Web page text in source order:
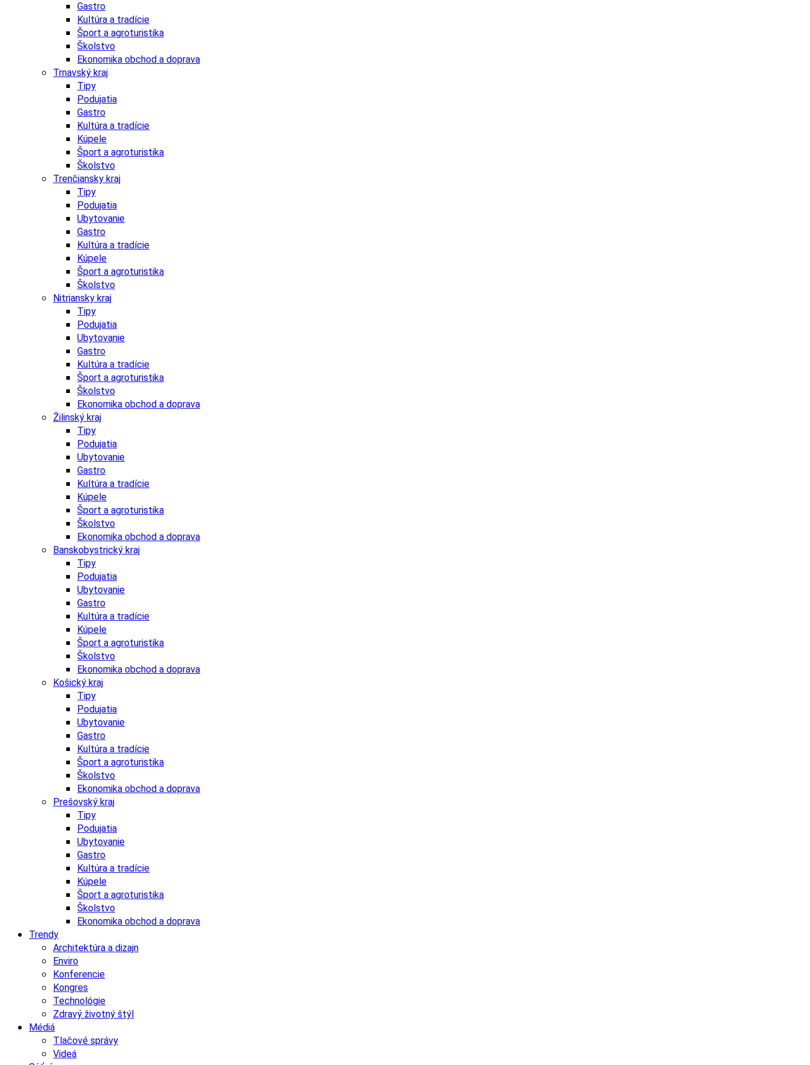
Gastro
Kultúra a tradície
Šport a agroturistika
Školstvo
Ekonomika obchod a doprava
Trnavský kraj
Tipy
Podujatia
Gastro
Kultúra a tradície
Kúpele
Šport a agroturistika
Školstvo
Trenčiansky kraj
Tipy
Podujatia
Ubytovanie
Gastro
Kultúra a tradície
Kúpele
Šport a agroturistika
Školstvo
Nitriansky kraj
Tipy
Podujatia
Ubytovanie
Gastro
Kultúra a tradície
Šport a agroturistika
Školstvo
Ekonomika obchod a doprava
Žilinský kraj
Tipy
Podujatia
Ubytovanie
Gastro
Kultúra a tradície
Kúpele
Šport a agroturistika
Školstvo
Ekonomika obchod a doprava
Banskobystrický kraj
Tipy
Podujatia
Ubytovanie
Gastro
Kultúra a tradície
Kúpele
Šport a agroturistika
Školstvo
Ekonomika obchod a doprava
Košický kraj
Tipy
Podujatia
Ubytovanie
Gastro
Kultúra a tradície
Šport a agroturistika
Školstvo
Ekonomika obchod a doprava
Prešovský kraj
Tipy
Podujatia
Ubytovanie
Gastro
Kultúra a tradície
Kúpele
Šport a agroturistika
Školstvo
Ekonomika obchod a doprava
Trendy
Architektúra a dizajn
Enviro
Konferencie
Kongres
Technológie
Zdravý životný štýl
Médiá
Tlačové správy
Videá